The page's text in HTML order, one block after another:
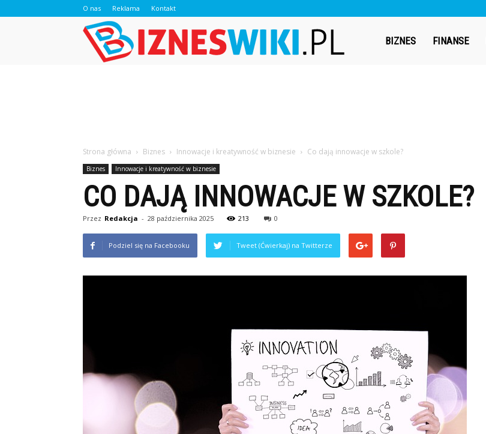
O nas Reklama Kontakt
Bizneswiki.plBIZNES FINANSE
Strona główna Biznes Innowacje i kreatywność w biznesie Co dają innowacje w szkole?
Biznes Innowacje i kreatywność w biznesie
CO DAJĄ INNOWACJE W SZKOLE?
Przez Redakcja - 28 października 2025 213 0
Podziel się na Facebooku Tweet (Ćwierkaj) na Twitterze